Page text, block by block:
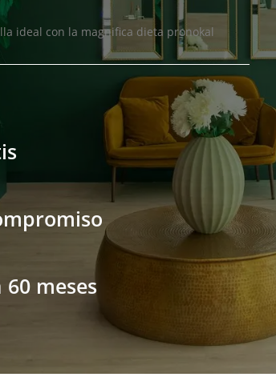
ideal con la magnifica dieta pronokal
meses